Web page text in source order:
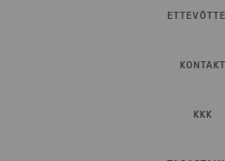
KONTAKT
KKK